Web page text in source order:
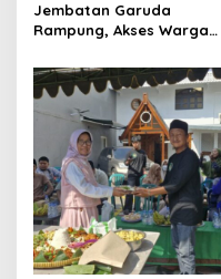
Jembatan Garuda
Rampung, Akses Warga
Pertanian Kian Lancar